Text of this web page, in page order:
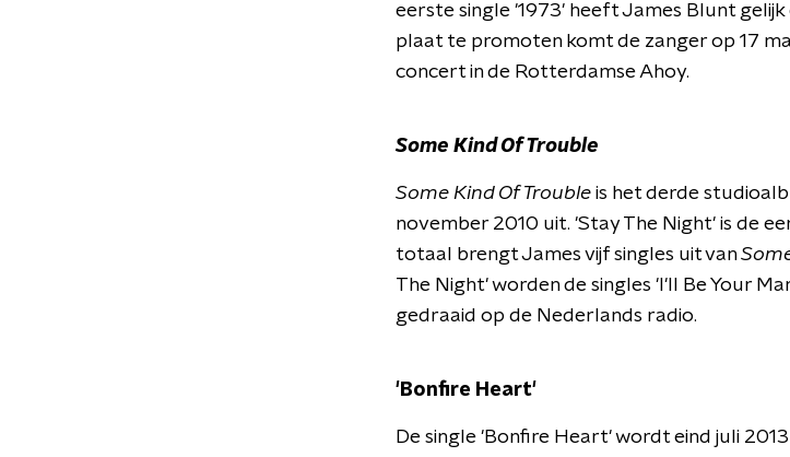
eerste single '1973' heeft James Blunt gelijk
plaat te promoten komt de zanger op 17
concert in de Rotterdamse Ahoy.
Some Kind Of Trouble
Some Kind Of Trouble is het derde
november 2010 uit. 'Stay The Night' is de
totaal brengt James vijf singles uit van
The Night' worden de singles 'I'll Be Your
gedraaid op de Nederlands radio.
'Bonfire Heart'
De single 'Bonfire Heart' wordt eind juli